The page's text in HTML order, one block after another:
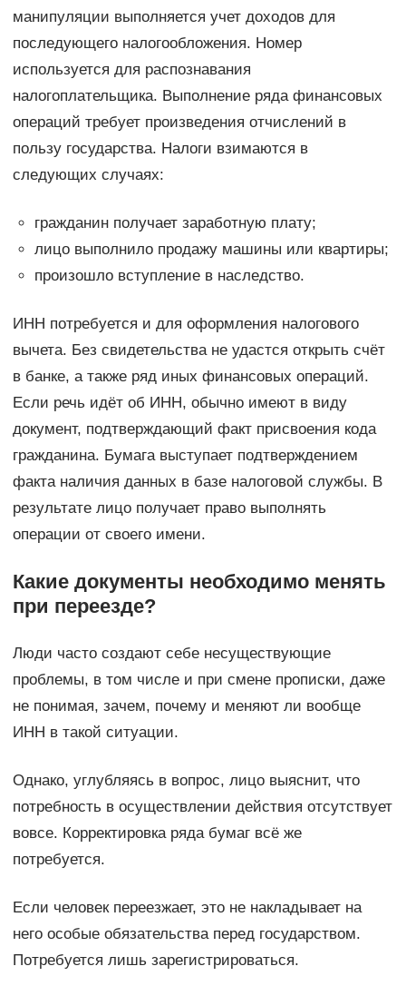
манипуляции выполняется учет доходов для
последующего налогообложения. Номер
используется для распознавания
налогоплательщика. Выполнение ряда финансовых
операций требует произведения отчислений в
пользу государства. Налоги взимаются в
следующих случаях:
гражданин получает заработную плату;
лицо выполнило продажу машины или квартиры;
произошло вступление в наследство.
ИНН потребуется и для оформления налогового
вычета. Без свидетельства не удастся открыть счёт
в банке, а также ряд иных финансовых операций.
Если речь идёт об ИНН, обычно имеют в виду
документ, подтверждающий факт присвоения кода
гражданина. Бумага выступает подтверждением
факта наличия данных в базе налоговой службы. В
результате лицо получает право выполнять
операции от своего имени.
Какие документы необходимо менять
при переезде?
Люди часто создают себе несуществующие
проблемы, в том числе и при смене прописки, даже
не понимая, зачем, почему и меняют ли вообще
ИНН в такой ситуации.
Однако, углубляясь в вопрос, лицо выяснит, что
потребность в осуществлении действия отсутствует
вовсе. Корректировка ряда бумаг всё же
потребуется.
Если человек переезжает, это не накладывает на
него особые обязательства перед государством.
Потребуется лишь зарегистрироваться.